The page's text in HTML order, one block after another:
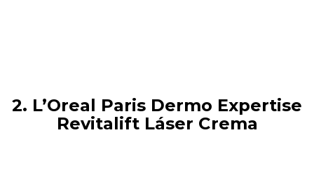
2. L’Oreal Paris Dermo Expertise
Revitalift Láser Crema